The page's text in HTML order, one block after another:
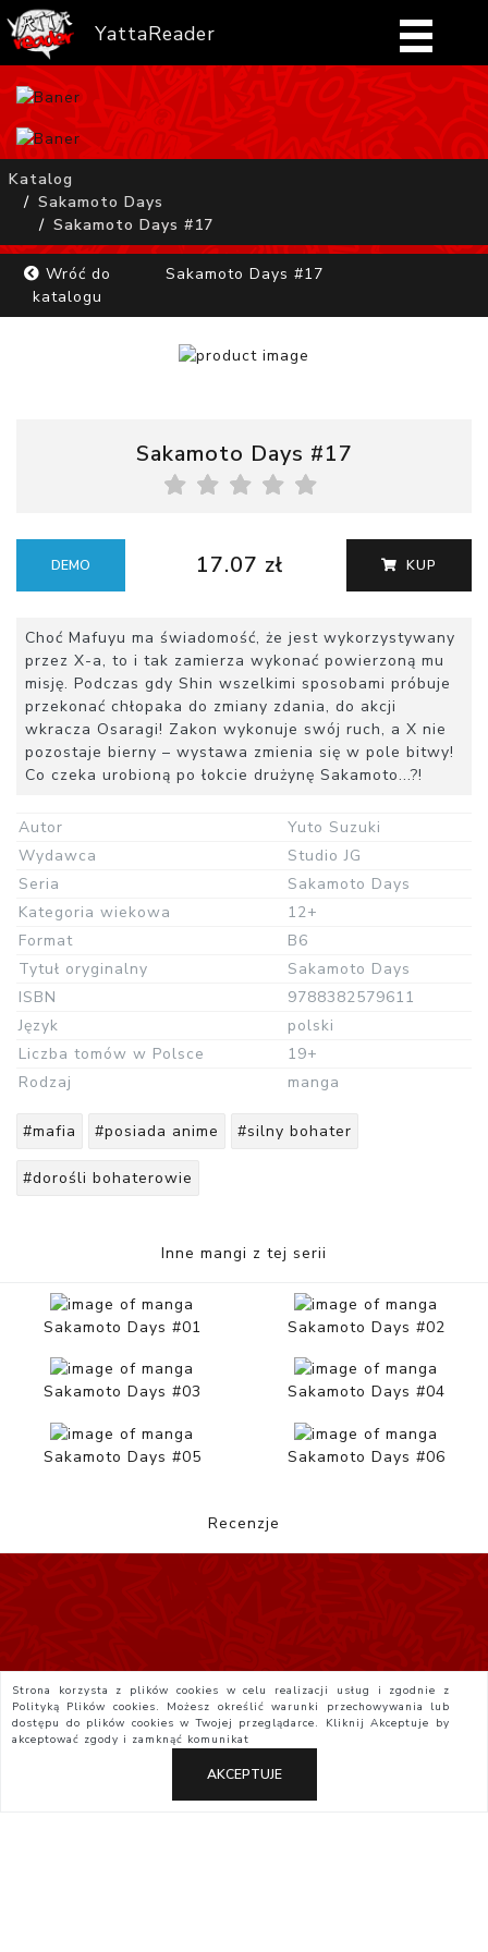
YattaReader
Home
FAQ
Mangi
Katalog
Sakamoto Days
Sakamoto Days #17
Wróć do
katalogu
Sakamoto Days #17
Sakamoto Days #17
DEMO 17.07 zł KUP
Choć Mafuyu ma świadomość, że jest wykorzystywany
przez X-a, to i tak zamierza wykonać powierzoną mu
misję. Podczas gdy Shin wszelkimi sposobami próbuje
przekonać chłopaka do zmiany zdania, do akcji
wkracza Osaragi! Zakon wykonuje swój ruch, a X nie
pozostaje bierny – wystawa zmienia się w pole bitwy!
Co czeka urobioną po łokcie drużynę Sakamoto...?!
Autor
Yuto Suzuki
Wydawca
Studio JG
Seria
Sakamoto Days
Kategoria wiekowa
12+
Format
B6
Tytuł oryginalny
Sakamoto Days
ISBN
9788382579611
Język
polski
Liczba tomów w Polsce
19+
Rodzaj
manga
#mafia #posiada anime #silny bohater
#dorośli bohaterowie
Inne mangi z tej serii
Sakamoto Days #01 Sakamoto Days #02
Sakamoto Days #03 Sakamoto Days #04
Sakamoto Days #05 Sakamoto Days #06
Recenzje
Strona korzysta z plików cookies w celu realizacji usług i zgodnie z
Polityką Plików cookies. Możesz określić warunki przechowywania lub
dostępu do plików cookies w Twojej przeglądarce. KliknijAkceptuje by
akceptować zgody i zamknąć komunikat
AKCEPTUJE